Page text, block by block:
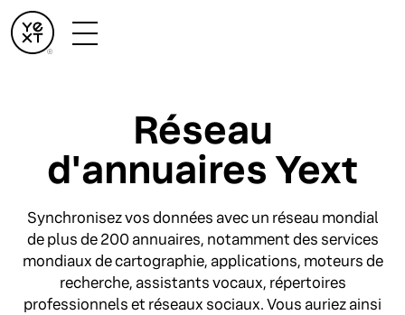
Réseau
d'annuaires Yext
Synchronisez vos données avec un réseau mondial
de plus de 200 annuaires, notamment des services
mondiaux de cartographie, applications, moteurs de
recherche, assistants vocaux, répertoires
professionnels et réseaux sociaux. Vous auriez ainsi